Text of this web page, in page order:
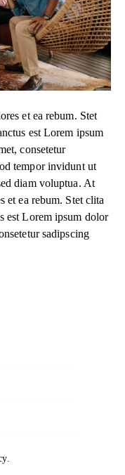
et ea rebum. Stet
est Lorem ipsum
consetetur
tempor invidunt ut
diam voluptua. At
et ea rebum. Stet clita
est Lorem ipsum dolor
sadipscing